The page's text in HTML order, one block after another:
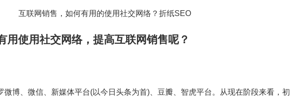
用使用社交网络，提高互联网销售呢？
微博、微信、新媒体平台(以今日头条为首)、豆瓣、智虎平台。从现在阶段来看，初